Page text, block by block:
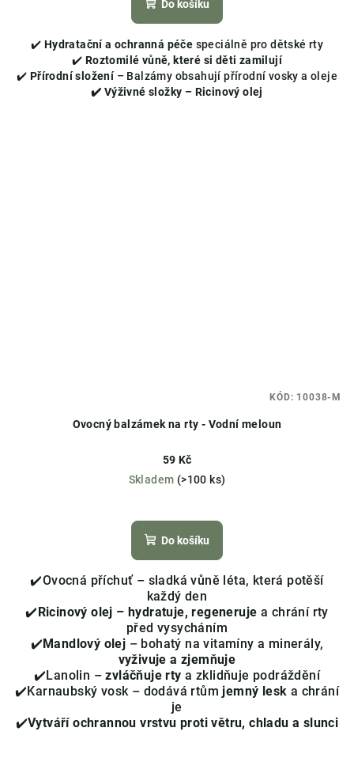
z
5
hvězdiček.
Do košíku
✔️ Hydratační a ochranná péče speciálně pro dětské rty
✔️ Roztomilé vůně, které si děti zamilují
✔️ Přírodní složení– Balzámy obsahují přírodní vosky a oleje
✔️ Výživné složky – Ricinový olej
Ovocný balzámek na rty - Vodní meloun
59 Kč
Skladem (>100 ks)
hodnocení
produktu
z
5
hvězdiček.
Do košíku
✔️Ovocná příchuť – sladká vůně léta, která potěší
každý den
✔️ Ricinový olej – hydratuje, regeneruje a chrání rty
před vysycháním
✔️ Mandlový olej – bohatý na vitamíny a minerály,
vyživuje a zjemňuje
✔️Lanolin – zvláčňuje rty a zklidňuje podráždění
✔️Karnaubský vosk – dodává rtůmjemný lesk a chrání
je
✔️Vytváří ochrannou vrstvu proti větru, chladu a slunci
KÓD: 10038-M